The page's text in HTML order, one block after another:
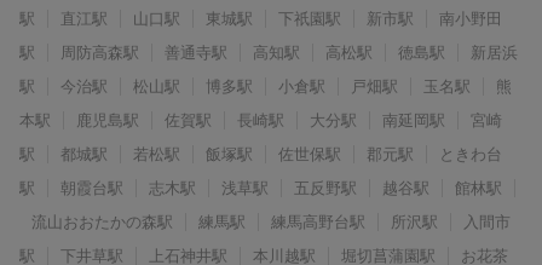
駅
直江駅 山口駅 東城駅 下祇園駅 新市駅
南小野田
駅
周防高森駅 善通寺駅 高知駅 高松駅 徳島駅
新居浜
駅
今治駅 松山駅 博多駅 小倉駅 戸畑駅 玉名駅
熊
本駅
鹿児島駅 佐賀駅 長崎駅 大分駅 南延岡駅
宮崎
駅
都城駅 若松駅 飯塚駅 佐世保駅 郡元駅
ときわ台
駅
朝霞台駅 志木駅 浅草駅 五反野駅 越谷駅
館林駅
流山おおたかの森駅
練馬駅 練馬高野台駅 所沢駅
入間市
駅
下井草駅 上石神井駅 本川越駅 堀切菖蒲園駅 お花茶